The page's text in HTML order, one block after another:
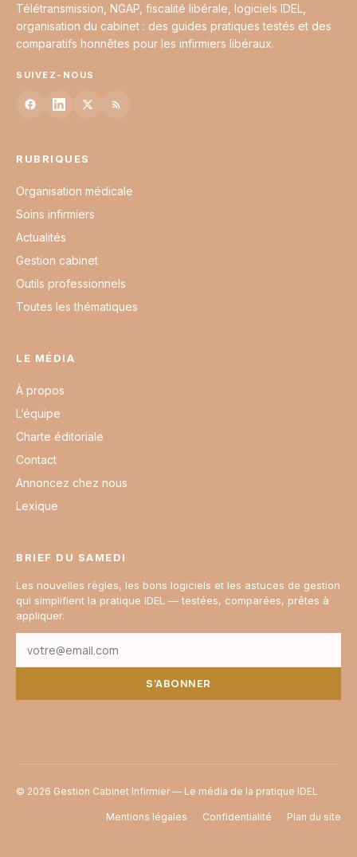
Télétransmission, NGAP, fiscalité libérale, logiciels IDEL,
organisation du cabinet : des guides pratiques testés et des
comparatifs honnêtes pour les infirmiers libéraux.
SUIVEZ-NOUS
RUBRIQUES
Organisation médicale
Soins infirmiers
Actualités
Gestion cabinet
Outils professionnels
Toutes les thématiques
LE MÉDIA
À propos
L’équipe
Charte éditoriale
Contact
Annoncez chez nous
Lexique
BRIEF DU SAMEDI
Les nouvelles règles, les bons logiciels et les astuces de gestion
qui simplifient la pratique IDEL — testées, comparées, prêtes à
appliquer.
S’ABONNER
© 2026 Gestion Cabinet Infirmier — Le média de la pratique IDEL
Mentions légales Confidentialité Plan du site